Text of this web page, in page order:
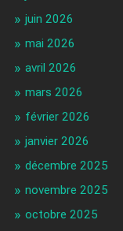
juin 2026
mai 2026
avril 2026
mars 2026
février 2026
janvier 2026
décembre 2025
novembre 2025
octobre 2025